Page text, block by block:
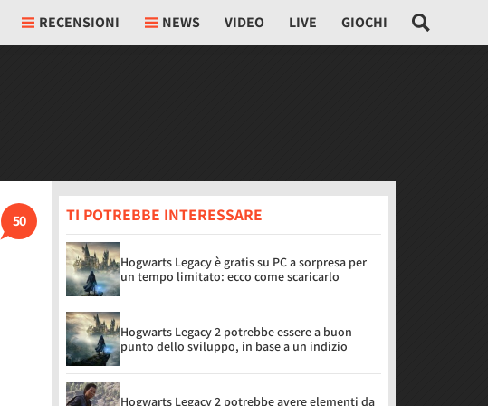
RECENSIONI NEWS VIDEO LIVE GIOCHI
50 TI POTREBBE INTERESSARE
Hogwarts Legacy è gratis su PC a sorpresa per
un tempo limitato: ecco come scaricarlo
Hogwarts Legacy 2 potrebbe essere a buon
punto dello sviluppo, in base a un indizio
Hogwarts Legacy 2 potrebbe avere elementi da